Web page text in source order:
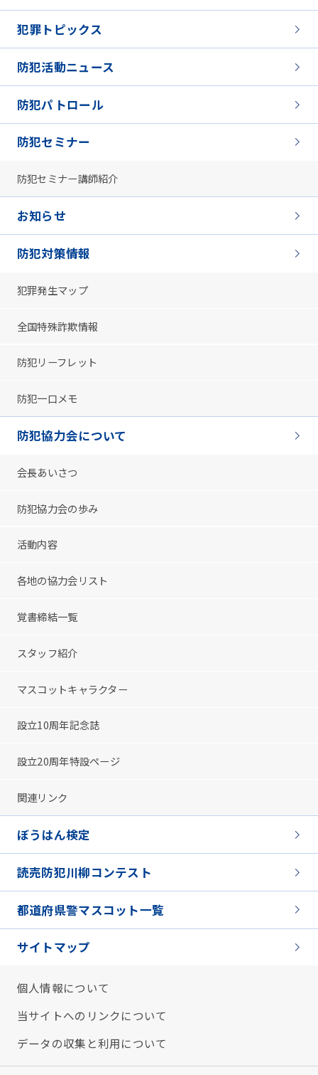
犯罪トピックス
防犯活動ニュース
防犯パトロール
防犯セミナー
防犯セミナー講師紹介
お知らせ
防犯対策情報
犯罪発生マップ
全国特殊詐欺情報
防犯リーフレット
防犯一口メモ
防犯協力会について
会長あいさつ
防犯協力会の歩み
活動内容
各地の協力会リスト
覚書締結一覧
スタッフ紹介
マスコットキャラクター
設立10周年記念誌
設立20周年特設ページ
関連リンク
ぼうはん検定
読売防犯川柳コンテスト
都道府県警マスコット一覧
サイトマップ
個人情報について
当サイトへのリンクについて
データの収集と利用について